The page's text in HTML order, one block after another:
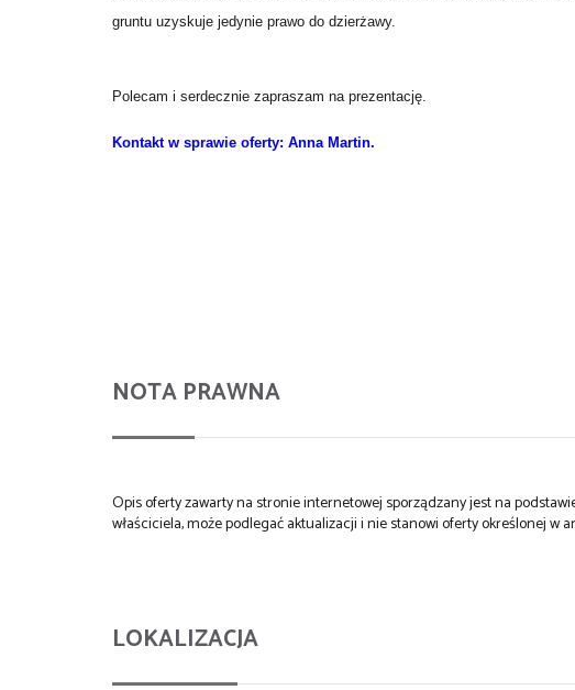
gruntu uzyskuje jedynie prawo do dzierżawy.
Polecam i serdecznie zapraszam na prezentację.
Kontakt w sprawie oferty: Anna Martin.
NOTA PRAWNA
Opis oferty zawarty na stronie internetowej sporządzany jest na
właściciela, może podlegać aktualizacji i nie stanowi oferty określonej w
LOKALIZACJA